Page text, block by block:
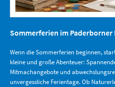
Sommerferien im Paderborner
Wenn die Sommerferien beginnen,
kleine und große Abenteuer:
Mitmachangebote und
unvergessliche Ferientage. Ob